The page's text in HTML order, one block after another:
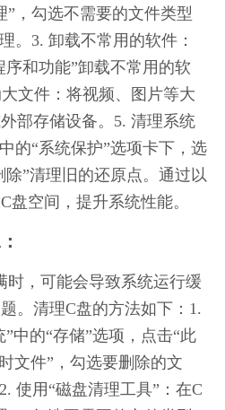
”，勾选不需要的文件类型
。3. 卸载不常用的软件：
序和功能”卸载不常用的软
文件：将视频、图片等大
部存储设备。5. 清理系统
的“系统保护”选项卡下，选
除”清理旧的还原点。通过以
盘空间，提升系统性能。
时，可能会导致系统运行缓
。清理C盘的方法如下：1.
中的“存储”选项，点击“此
文件”，勾选要删除的文
使用“磁盘清理工具”：在C